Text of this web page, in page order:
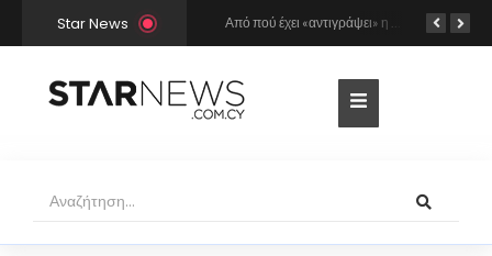
Star News Από πού έχει «αντιγράψει» η Άννα Βίσση και ο Νίκος Καρβέλας τη σούπερ επιτυχία «Σε περίπτωση που…»; Το βρήκε ο Mr Music